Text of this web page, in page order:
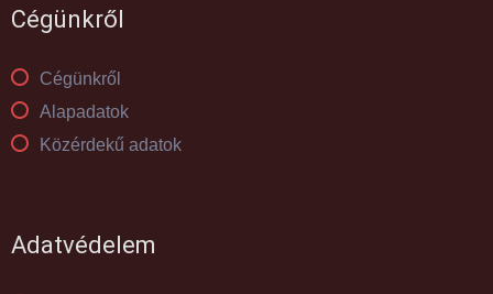
Cégünkről
Cégünkről
Alapadatok
Közérdekű adatok
Adatvédelem